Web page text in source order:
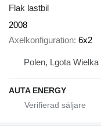
Flak lastbil
2008
Axelkonfiguration 6x2
Polen, Lgota Wielka
AUTA ENERGY